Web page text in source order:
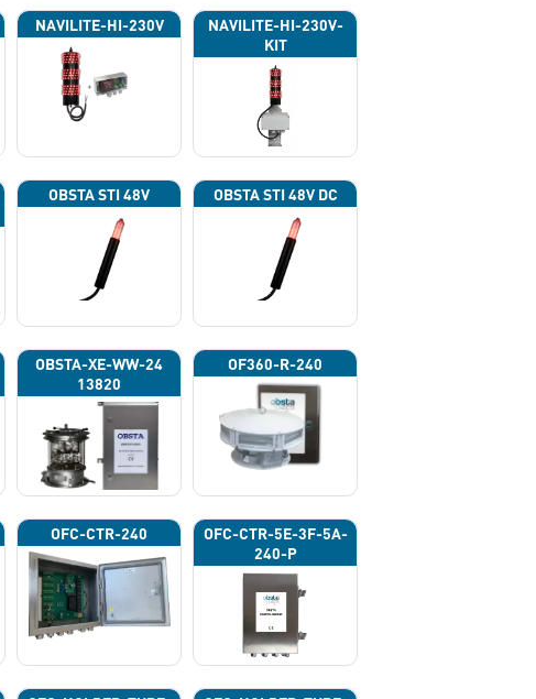
NAVILITE-HI-230V
NAVILITE-HI-230V-
KIT
OBSTA STI 48V OBSTA STI 48V DC
OBSTA-XE-WW-24
13820
OF360-R-240
OFC-CTR-240
OFC-CTR-5E-3F-5A-
240-P